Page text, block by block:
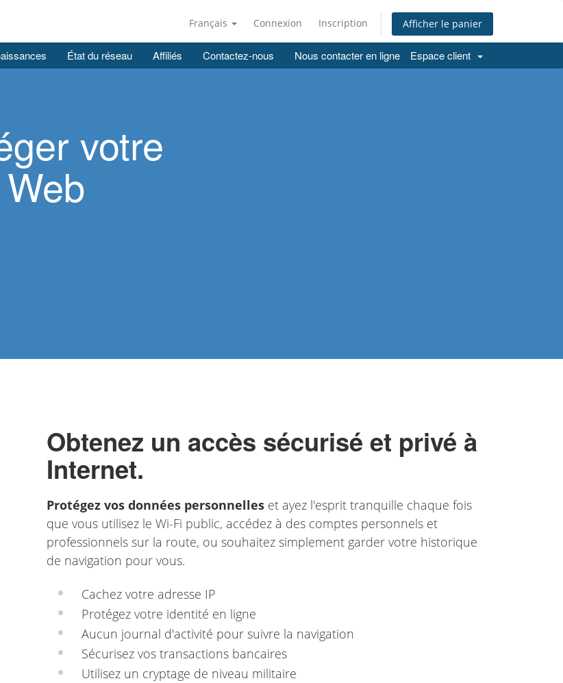
Français Connexion Inscription Afficher le panier
État du réseau Affiliés Contactez-nous Nous contacter en ligne Espace client
votre
Obtenez un accès sécurisé et privé à
Internet.
Protégez vos données personnelles et ayez l'esprit tranquille chaque fois
que vous utilisez le Wi-Fi public, accédez à des comptes personnels et
professionnels sur la route, ou souhaitez simplement garder votre historique
de navigation pour vous.
Cachez votre adresse IP
Protégez votre identité en ligne
Aucun journal d'activité pour suivre la navigation
Sécurisez vos transactions bancaires
Utilisez un cryptage de niveau militaire